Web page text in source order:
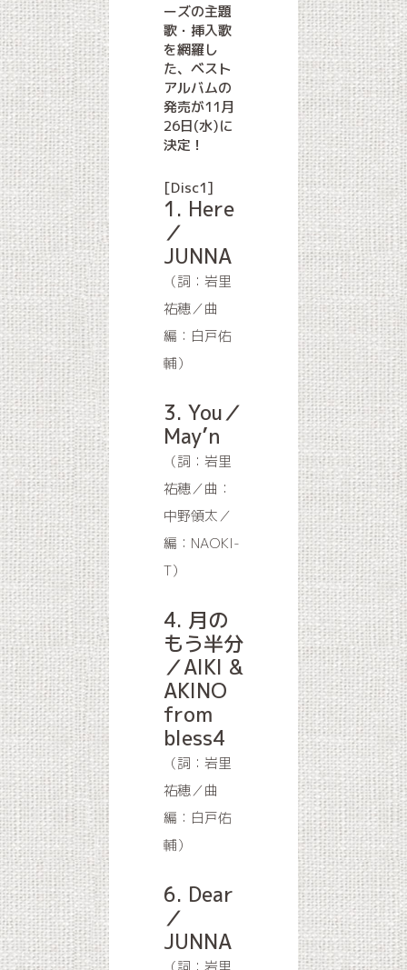
ーズの主題
歌・挿入歌
を網羅し
た、ベスト
アルバムの
発売が11月
26日(水)に
決定！
[Disc1]
1. Here
／
JUNNA
（詞：岩里
祐穂／曲
編：白戸佑
輔）
3. You／
May’n
（詞：岩里
祐穂／曲：
中野領太／
編：NAOKI-
T）
4. 月の
もう半分
／AIKI &
AKINO
from
bless4
（詞：岩里
祐穂／曲
編：白戸佑
輔）
6. Dear
／
JUNNA